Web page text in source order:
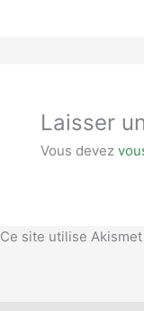
Laisser
Vous devez
Ce site utilise